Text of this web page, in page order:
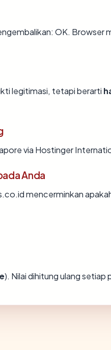
OK. Browser
legitimasi, tetapi berarti
via Hostinger
Anda
mencerminkan
). Nilai dihitung ulang